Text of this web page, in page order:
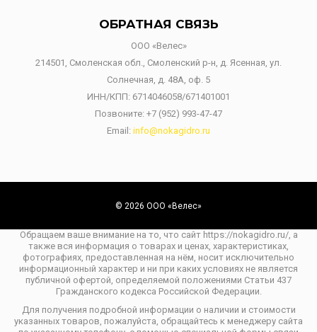
ОБРАТНАЯ СВЯЗЬ
ООО «Велес»
214501, Смоленская обл., Смоленский р-н, д. Ясенная, ул.
Солнечная, д. 48А, оф. 5
ИНН/КПП: 6714046058/671401001
Позвоните: +7 (952) 993-47-47
Email: info@nokagidro.ru
© 2026 ООО «Велес»
Обращаем ваше внимание на то, что сайт https://nokagidro.ru/, а
также вся информация о товарах и ценах, характеристиках,
фотографиях, предоставленная на нём, носит исключительно
информационный характер и ни при каких условиях не является
публичной офертой, определяемой положениями Статьи 437
Гражданского кодекса Российской Федерации.
Для получения подробной информации о наличии и стоимости
указанных товаров, пожалуйста, обращайтесь к менеджеру сайта